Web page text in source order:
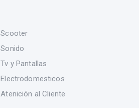
Scooter
Sonido
Tv y Pantallas
Electrodomesticos
Atenición al Cliente